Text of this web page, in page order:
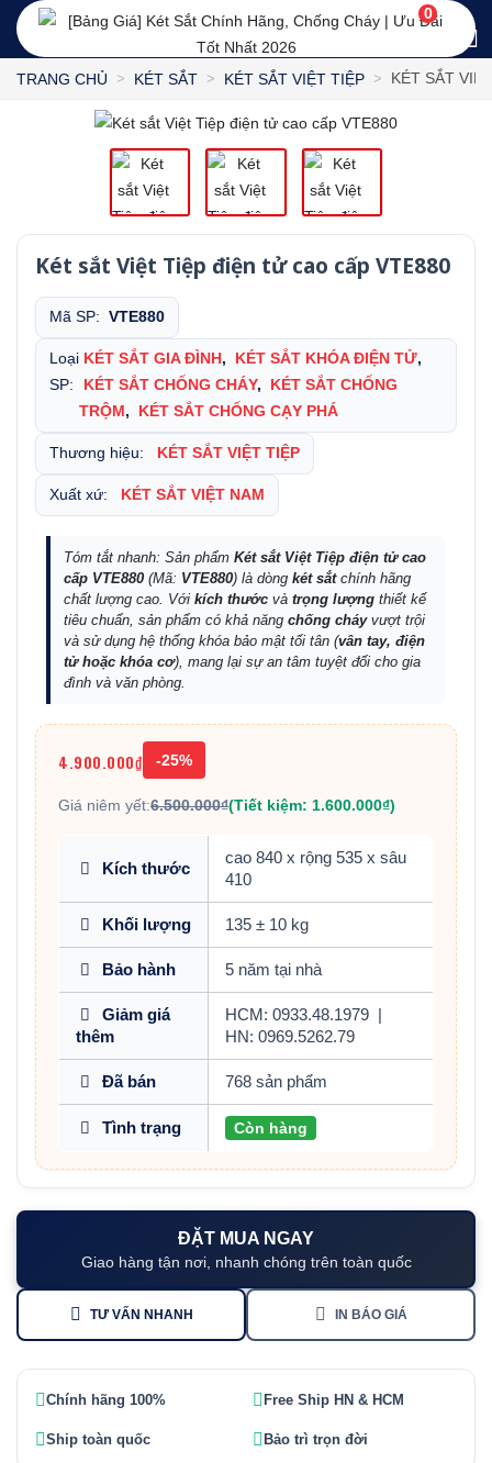
0
TRANG CHỦ KÉT SẮT KÉT SẮT VIỆT TIỆP KÉT SẮT
Két sắt Việt Tiệp điện tử cao cấp VTE880
Mã SP: VTE880
Loại
SP:
KÉT SẮT GIA ĐÌNH , KÉT SẮT KHÓA ĐIỆN TỬ,
KÉT SẮT CHỐNG CHÁY,
KÉT SẮT CHỐNG
TRỘM , KÉT SẮT CHỐNG CẠY PHÁ
Thương hiệu: KÉT SẮT VIỆT TIỆP
Xuất xứ: KÉT SẮT VIỆT NAM
Tóm tắt nhanh: Sản phẩm Két sắt Việt Tiệp điện tử cao
cấp VTE880 (Mã: VTE880) là dòng két sắtchính hãng
chất lượng cao. Với kích thước và trọng lượng thiết kế
tiêu chuẩn, sản phẩm có khả năng chống cháyvượt trội
và sử dụng hệ thống khóa bảo mật tối tân (vân tay, điện
tử hoặc khóa cơ), mang lại sự an tâm tuyệt đối cho gia
đình và văn phòng.
4.900.000₫ -25%
Giá niêm yết:6.500.000₫(Tiết kiệm: 1.600.000₫)
Kích thước
cao 840 x rộng 535 x sâu
410
Khối lượng 135 ± 10 kg
Bảo hành 5 năm tại nhà
Giảm giá
thêm
HCM: 0933.48.1979
HN: 0969.5262.79
Đã bán 768 sản phẩm
Tình trạng Còn hàng
ĐẶT MUA NGAY
Giao hàng tận nơi, nhanh chóng trên toàn quốc
TƯ VẤN NHANH IN BÁO GIÁ
Chính hãng 100% Free Ship HN & HCM
Ship toàn quốc Bảo trì trọn đời